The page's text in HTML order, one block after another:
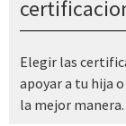
Elegir las
apoyar a tu hija
la mejor manera.